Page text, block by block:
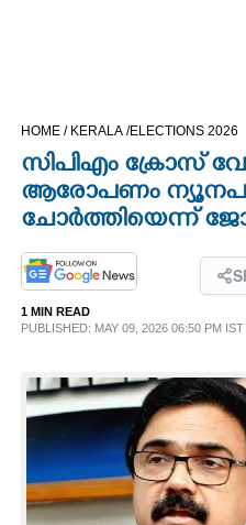
CINEMA
OPINION
PHOTOS
LIFESTYLE
SPIRITUAL
INFO+
ART
HOME / KERALA /ELECTIONS 2026
സിപിഎം ക്രോസ്
ആരോപണം
ചോർത്തിയെന്ന്
1 MIN READ
PUBLISHED: MAY 09, 2026 06:50 PM IST